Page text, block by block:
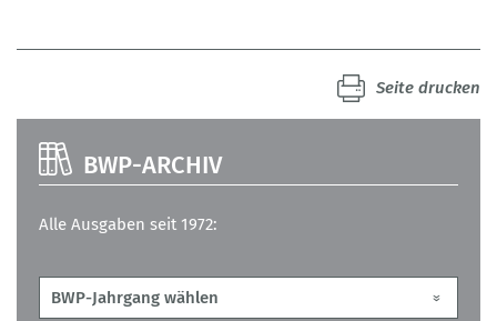
Seite drucken
BWP-ARCHIV
Alle Ausgaben seit 1972: